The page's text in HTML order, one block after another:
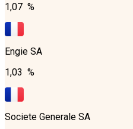
1,07 %
Engie SA
1,03 %
Societe Generale SA